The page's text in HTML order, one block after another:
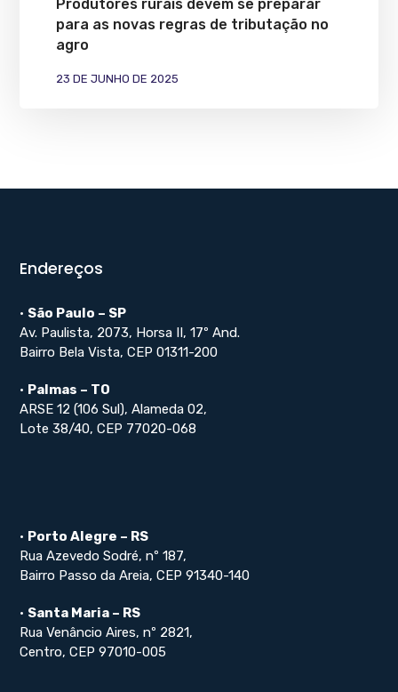
Produtores rurais devem se preparar
para as novas regras de tributação no
agro
23 DE JUNHO DE 2025
Endereços
• São Paulo – SP
Av. Paulista, 2073, Horsa II, 17º And.
Bairro Bela Vista, CEP 01311-200
• Palmas – TO
ARSE 12 (106 Sul), Alameda 02,
Lote 38/40, CEP 77020-068
• Porto Alegre – RS
Rua Azevedo Sodré, nº 187,
Bairro Passo da Areia, CEP 91340-140
• Santa Maria – RS
Rua Venâncio Aires, nº 2821,
Centro, CEP 97010-005